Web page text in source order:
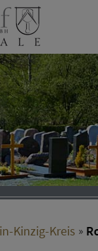
Kinzig-Kreis »